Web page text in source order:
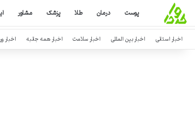
پوست درمان طلا پزشک مشاور
اخبار استانی اخبار بین المللی اخبار سلامت اخبار همه جانبه اخبار